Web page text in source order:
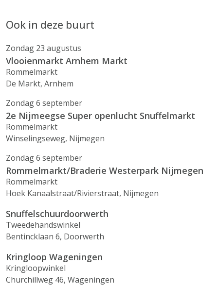
Ook in deze buurt
Zondag 23 augustus
Vlooienmarkt Arnhem Markt
Rommelmarkt
De Markt, Arnhem
Zondag 6 september
2e Nijmeegse Super openlucht Snuffelmarkt
Rommelmarkt
Winselingseweg, Nijmegen
Zondag 6 september
Rommelmarkt/Braderie Westerpark Nijmegen
Rommelmarkt
Hoek Kanaalstraat/Rivierstraat, Nijmegen
Snuffelschuurdoorwerth
Tweedehandswinkel
Bentincklaan 6, Doorwerth
Kringloop Wageningen
Kringloopwinkel
Churchillweg 46, Wageningen